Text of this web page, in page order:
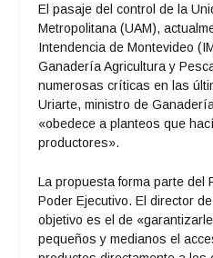
El pasaje del control de la
Metropolitana (UAM),
Intendencia de Montevideo
Ganadería Agricultura y
numerosas críticas en las
Uriarte, ministro de
«obedece a planteos que
productores».
La propuesta forma parte del
Poder Ejecutivo. El director
objetivo es el de
pequeños y medianos el